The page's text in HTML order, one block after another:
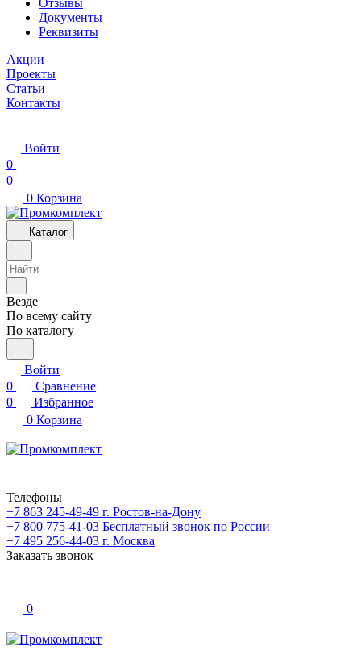
Отзывы
Документы
Реквизиты
Акции
Проекты
Статьи
Контакты
Войти
0
0
0 Корзина
Каталог
Везде
По всему сайту
По каталогу
Войти
0
Сравнение
0
Избранное
0 Корзина
Телефоны
+7 863 245-49-49 г. Ростов-на-Дону
+7 800 775-41-03 Бесплатный звонок по России
+7 495 256-44-03 г. Москва
Заказать звонок
0